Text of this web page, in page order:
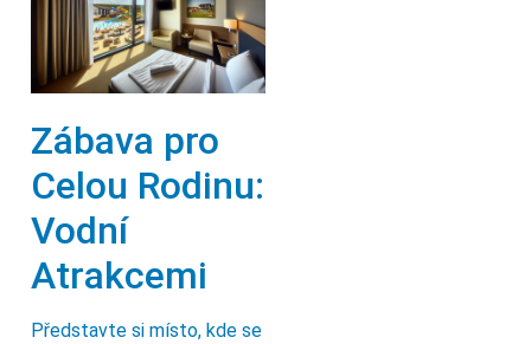
Zábava pro
Celou Rodinu:
Vodní
Atrakcemi
Představte si místo, kde se